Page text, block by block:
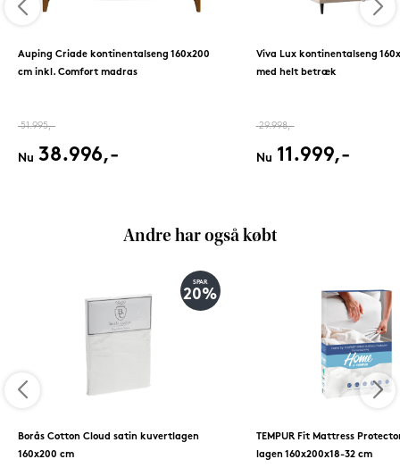
Auping Criade kontinentalseng 160x200
cm inkl. Comfort madras
51.995,-
Nu 38.996,-
Viva Lux kontinentalseng
med helt betræk
29.998,-
Nu 11.999,-
Andre har også købt
SPAR
20%
Borås Cotton Cloud satin kuvertlagen
160x200 cm
TEMPUR Fit Mattress
lagen 160x200x18-32 cm